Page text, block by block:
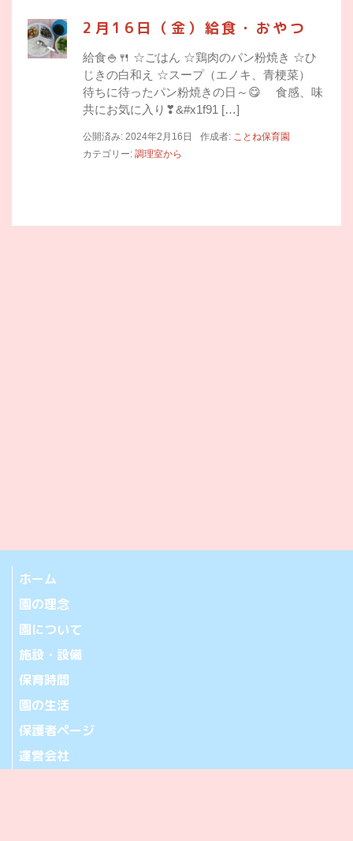
2月16日（金）給食・おやつ
給食🍚🍴 ☆ごはん ☆鶏肉のパン粉焼き ☆ひ
じきの白和え ☆スープ（エノキ、青梗菜）
待ちに待ったパン粉焼きの日～😋 食感、味
共にお気に入り❣&#x1f91 […]
公開済み: 2024年2月16日 作成者: ことね保育園
カテゴリー: 調理室から
ホーム
園の理念
園について
施設・設備
保育時間
園の生活
保護者ページ
運営会社